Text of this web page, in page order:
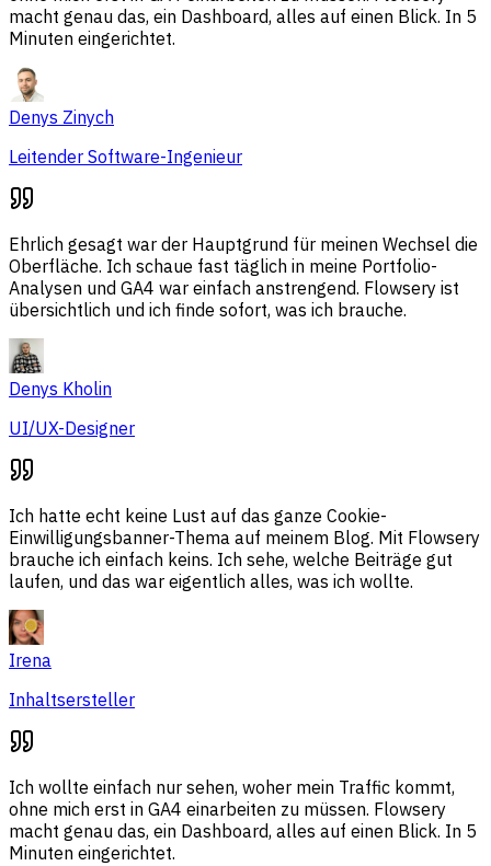
macht genau das, ein Dashboard, alles auf einen Blick. In 5
Minuten eingerichtet.
Denys Zinych
Leitender Software-Ingenieur
Ehrlich gesagt war der Hauptgrund für meinen Wechsel die
Oberfläche. Ich schaue fast täglich in meine Portfolio-
Analysen und GA4 war einfach anstrengend. Flowsery ist
übersichtlich und ich finde sofort, was ich brauche.
Denys Kholin
UI/UX-Designer
Ich hatte echt keine Lust auf das ganze Cookie-
Einwilligungsbanner-Thema auf meinem Blog. Mit Flowsery
brauche ich einfach keins. Ich sehe, welche Beiträge gut
laufen, und das war eigentlich alles, was ich wollte.
Irena
Inhaltsersteller
Ich wollte einfach nur sehen, woher mein Traffic kommt,
ohne mich erst in GA4 einarbeiten zu müssen. Flowsery
macht genau das, ein Dashboard, alles auf einen Blick. In 5
Minuten eingerichtet.